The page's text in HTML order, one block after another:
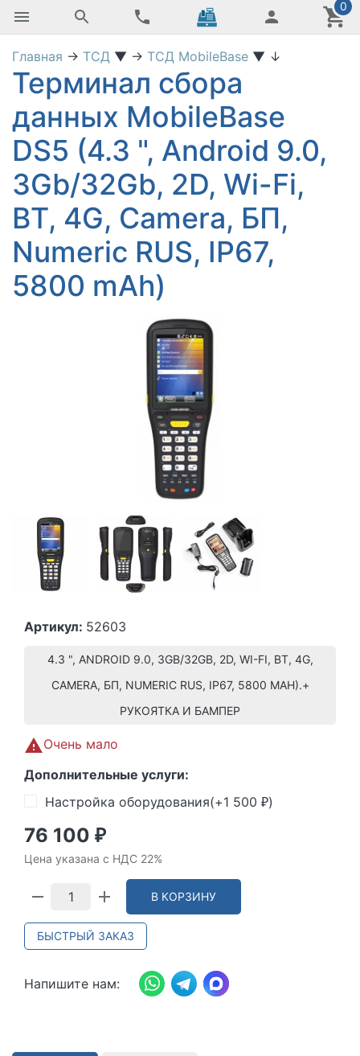
0
Главная → ТСД ▼ → ТСД MobileBase ▼ ↓
Терминал сбора
данных MobileBase
DS5 (4.3 ", Android 9.0,
3Gb/32Gb, 2D, Wi-Fi,
BT, 4G, Camera, БП,
Numeric RUS, IP67,
5800 mAh)
Артикул: 52603
4.3 ", ANDROID 9.0, 3GB/32GB, 2D, WI-FI, BT, 4G,
CAMERA, БП, NUMERIC RUS, IP67, 5800 MAH).+
РУКОЯТКА И БАМПЕР
Очень мало
Дополнительные услуги:
Настройка оборудования(+1 500 ₽)
76 100 ₽
Цена указана с НДС 22%
В КОРЗИНУ
БЫСТРЫЙ ЗАКАЗ
Напишите нам: